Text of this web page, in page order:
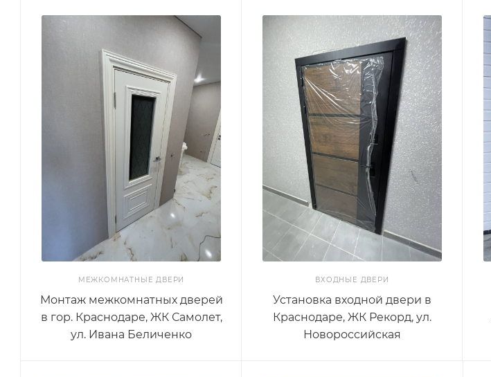
МЕЖКОМНАТНЫЕ ДВЕРИ
Монтаж межкомнатных дверей
в гор. Краснодаре, ЖК Самолет,
ул. Ивана Беличенко
ВХОДНЫЕ ДВЕРИ
Установка входной двери в
Краснодаре, ЖК Рекорд, ул.
Новороссийская